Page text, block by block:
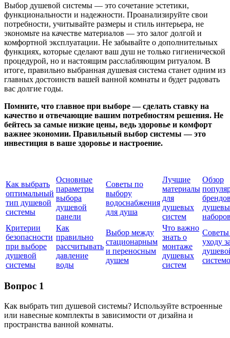
Выбор душевой системы — это сочетание эстетики,
функциональности и надежности. Проанализируйте свои
потребности, учитывайте размеры и стиль интерьера, не
экономьте на качестве материалов — это залог долгой и
комфортной эксплуатации. Не забывайте о дополнительных
функциях, которые сделают ваш душ не только гигиенической
процедурой, но и настоящим расслабляющим ритуалом. В
итоге, правильно выбранная душевая система станет одним из
главных достоинств вашей ванной комнаты и будет радовать
вас долгие годы.
Помните, что главное при выборе — сделать ставку на
качество и отвечающие вашим потребностям решения. Не
бейтесь за самые низкие цены, ведь здоровье и комфорт
важнее экономии. Правильный выбор системы — это
инвестиция в ваше здоровье и настроение.
Как выбрать
оптимальный
тип душевой
системы
Основные
параметры
выбора
душевой
панели
Советы по
выбору
водоснабжения
для душа
Лучшие
материалы
для
душевых
систем
Обзор
Критерии
безопасности
при выборе
душевой
системы
Как
правильно
рассчитывать
давление
воды
Выбор между
стационарным
и переносным
душем
Что важно
знать о
монтаже
душевых
систем
уходу
Вопрос 1
Как выбрать тип душевой системы? Используйте встроенные
или навесные комплекты в зависимости от дизайна и
пространства ванной комнаты.